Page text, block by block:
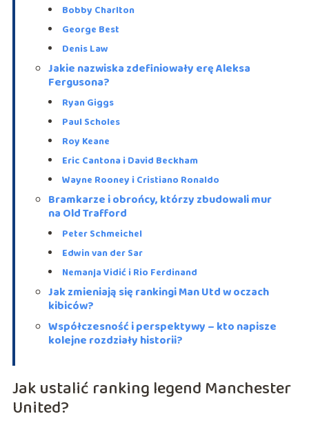
Bobby Charlton
George Best
Denis Law
Jakie nazwiska zdefiniowały erę Aleksa
Fergusona?
Ryan Giggs
Paul Scholes
Roy Keane
Eric Cantona i David Beckham
Wayne Rooney i Cristiano Ronaldo
Bramkarze i obrońcy, którzy zbudowali mur
na Old Trafford
Peter Schmeichel
Edwin van der Sar
Nemanja Vidić i Rio Ferdinand
Jak zmieniają się rankingi Man Utd w oczach
kibiców?
Współczesność i perspektywy – kto napisze
kolejne rozdziały historii?
Jak ustalić ranking legend Manchester
United?